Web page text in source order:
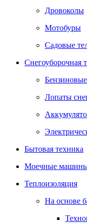
Дровоколы
Мотобуры
Садовые
Снегоуборочная
Лопаты
Бытовая техника
Моечные
Теплоизоляция
На основе